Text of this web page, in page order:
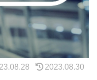
2023.08.30